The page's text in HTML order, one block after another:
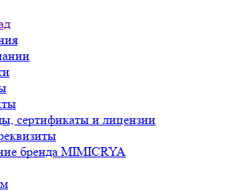
сертификаты и лицензии
бренда MIMICRYA